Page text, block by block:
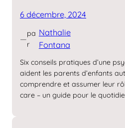
6 décembre, 2024
—
pa
r
Nathalie
Fontana
Six conseils pratiques d’une
aident les parents d’enfants
comprendre et assumer leur
care – un guide pour le